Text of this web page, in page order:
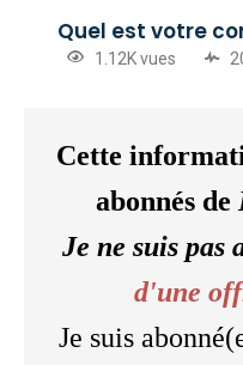
Quel est votre
1.12K vues
Cette
abonnés de
Je ne suis pas
d'une
Je suis